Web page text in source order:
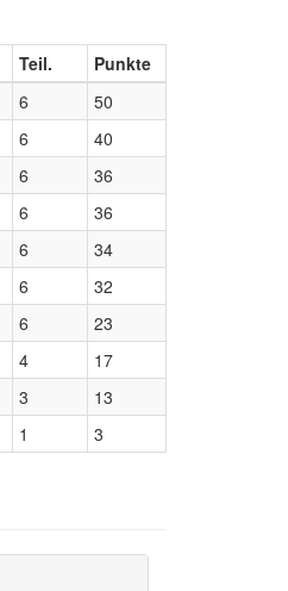
Teil.
Punkte
6
50
6
40
6
36
6
36
6
34
6
32
6
23
4
17
3
13
1 3